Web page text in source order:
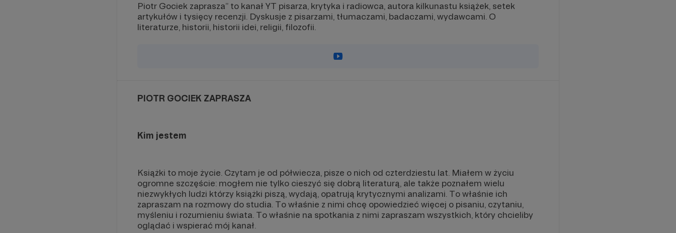
Piotr Gociek zaprasza” to kanał YT pisarza, krytyka i radiowca, autora kilkunastu książek, setek
artykułów i tysięcy recenzji. Dyskusje z pisarzami, tłumaczami, badaczami, wydawcami. O
literaturze, historii, historii idei, religii, filozofii.
PIOTR GOCIEK ZAPRASZA
Kim jestem
Książki to moje życie. Czytam je od półwiecza, pisze o nich od czterdziestu lat. Miałem w życiu
ogromne szczęście: mogłem nie tylko cieszyć się dobrą literaturą, ale także poznałem wielu
niezwykłych ludzi którzy książki piszą, wydają, opatrują krytycznymi analizami. To właśnie ich
zapraszam na rozmowy do studia. To właśnie z nimi chcę opowiedzieć więcej o pisaniu, czytaniu,
myśleniu i rozumieniu świata. To właśnie na spotkania z nimi zapraszam wszystkich, który chcieliby
oglądać i wspierać mój kanał.